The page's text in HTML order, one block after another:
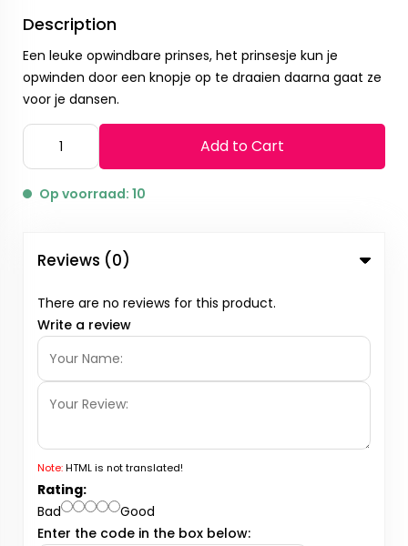
Description
Een leuke opwindbare prinses, het prinsesje kun je
opwinden door een knopje op te draaien daarna gaat ze
voor je dansen.
Add to Cart
Op voorraad: 10
Reviews (0)
There are no reviews for this product.
Write a review
Note:HTML is not translated!
Rating:
Bad
Good
Enter the code in the box below: